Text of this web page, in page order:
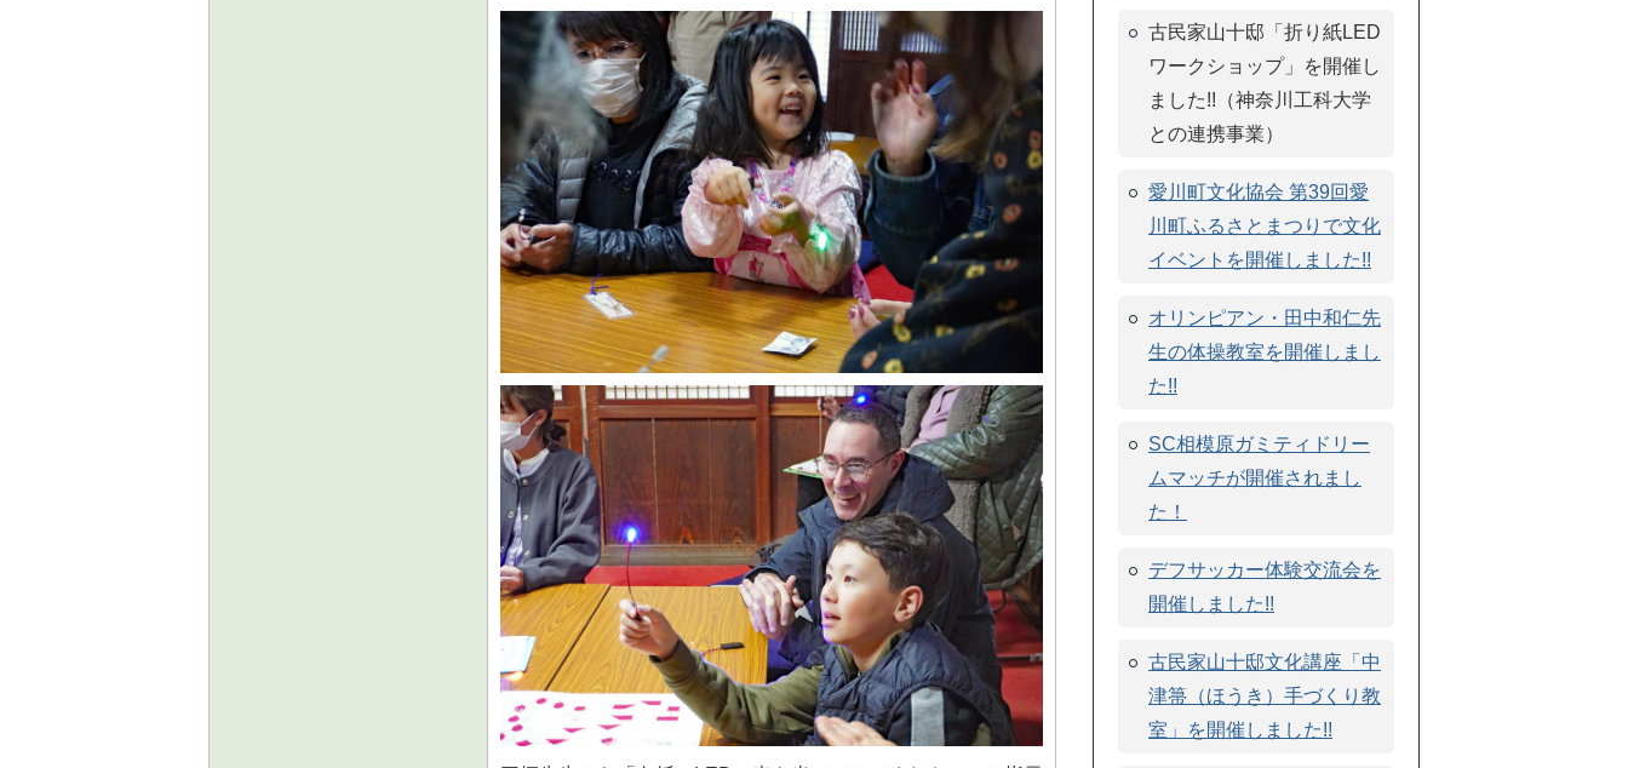
古民家山十邸「折り紙LED
ワークショップ」を開催し
ました!!（神奈川工科大学
との連携事業）
愛川町文化協会 第39回愛
川町ふるさとまつりで文化
イベントを開催しました!!
オリンピアン・田中和仁先
生の体操教室を開催しまし
た!!
SC相模原ガミティドリー
ムマッチが開催されまし
た！
デフサッカー体験交流会を
開催しました!!
古民家山十邸文化講座「中
津箒（ほうき）手づくり教
室」を開催しました!!